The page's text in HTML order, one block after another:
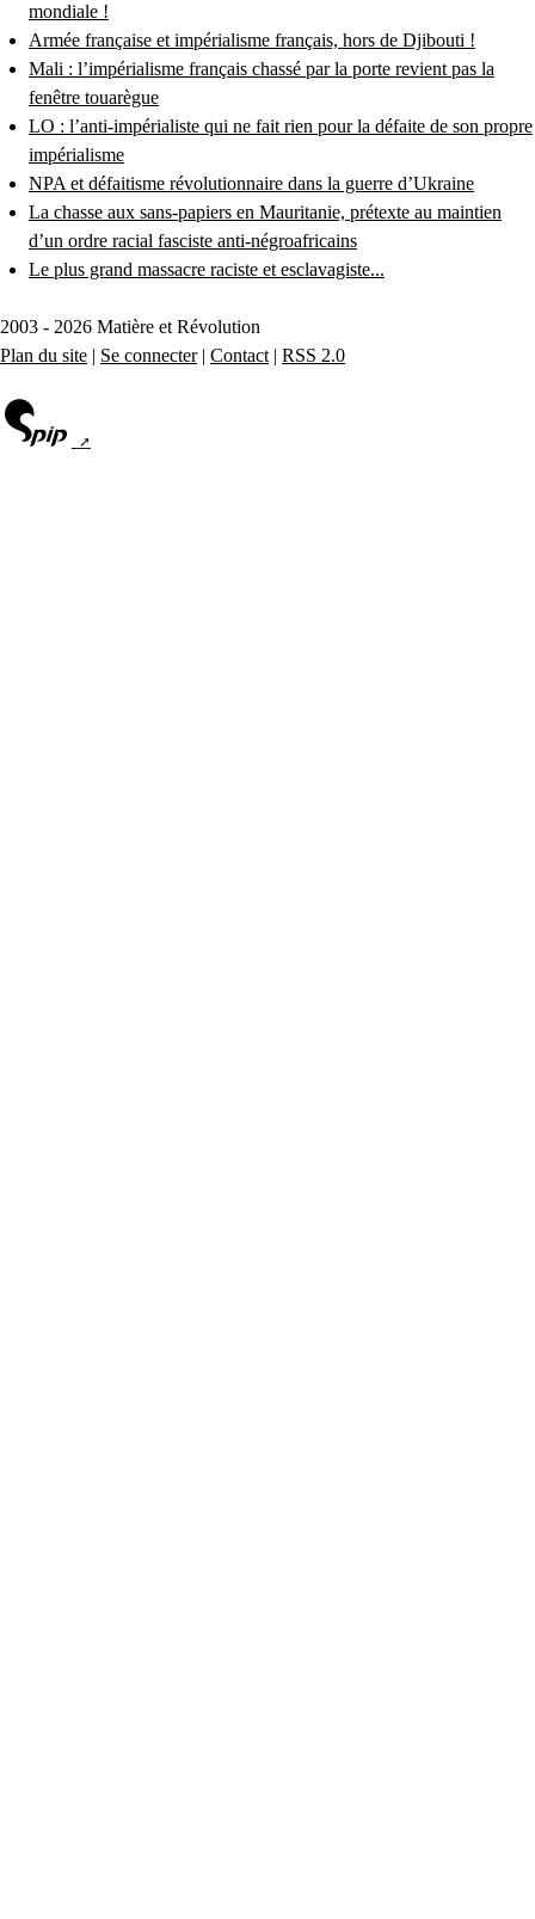
mondiale !
Armée française et impérialisme français, hors de Djibouti !
Mali : l’impérialisme français chassé par la porte revient pas la
fenêtre touarègue
LO : l’anti-impérialiste qui ne fait rien pour la défaite de son propre
impérialisme
NPA et défaitisme révolutionnaire dans la guerre d’Ukraine
La chasse aux sans-papiers en Mauritanie, prétexte au maintien
d’un ordre racial fasciste anti-négroafricains
Le plus grand massacre raciste et esclavagiste...
2003 - 2026 Matière et Révolution
Plan du site | Se connecter| Contact | RSS 2.0